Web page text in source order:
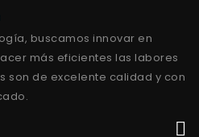
buscamos innovar en
más eficientes las labores
son de excelente calidad y con